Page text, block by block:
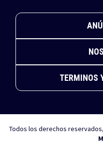
TERMINOS
Todos los derechos